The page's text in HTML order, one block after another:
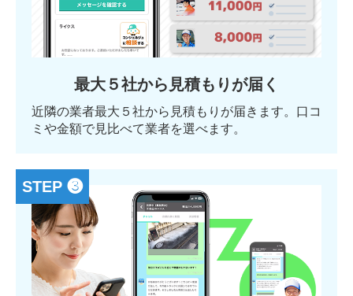
最大５社から見積もりが届く
近隣の業者最大５社から見積もりが届きます。口コ
ミや金額で見比べて業者を選べます。
STEP ❸